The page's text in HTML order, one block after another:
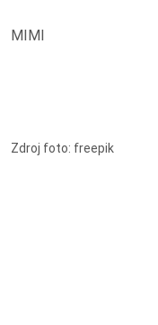
MIMI
Zdroj foto: freepik